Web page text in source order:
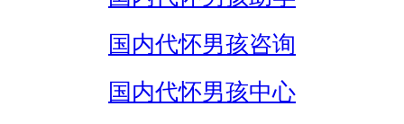
国内代怀男孩咨询
国内代怀男孩中心